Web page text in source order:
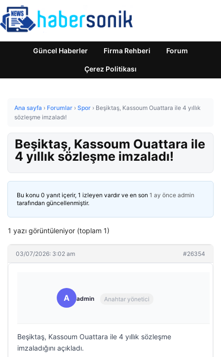
Güncel Haberler Firma Rehberi Forum
Çerez Politikası
Ana sayfa › Forumlar › Spor › Beşiktaş, Kassoum Ouattara ile 4 yıllık
sözleşme imzaladı!
Beşiktaş, Kassoum Ouattara ile
4 yıllık sözleşme imzaladı!
Bu konu 0 yanıt içerir, 1 izleyen vardır ve en son 1 ay önce admin
tarafından güncellenmiştir.
1 yazı görüntüleniyor (toplam 1)
03/07/2026: 3:02 am #26354
A admin Anahtar yönetici
Beşiktaş, Kassoum Ouattara ile 4 yıllık sözleşme
imzaladığını açıkladı.